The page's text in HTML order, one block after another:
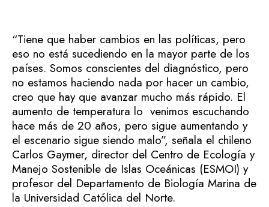
“Tiene que haber cambios en las políticas, pero
eso no está sucediendo en la mayor parte de los
países. Somos conscientes del diagnóstico, pero
no estamos haciendo nada por hacer un cambio,
creo que hay que avanzar mucho más rápido. El
aumento de temperatura lo venimos escuchando
hace más de 20 años, pero sigue aumentando y
el escenario sigue siendo malo”, señala el chileno
Carlos Gaymer, director del Centro de Ecología y
Manejo Sostenible de Islas Oceánicas (ESMOI) y
profesor del Departamento de Biología Marina de
la Universidad Católica del Norte.